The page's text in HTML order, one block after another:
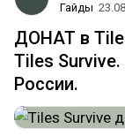
Гайды
ДОНАТ в
Tiles
России.